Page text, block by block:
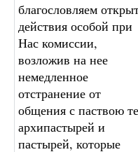
благословляем
действия особой при
Нас комиссии,
возложив на нее
немедленное
отстранение от
общения с паствою
архипастырей и
пастырей, которые